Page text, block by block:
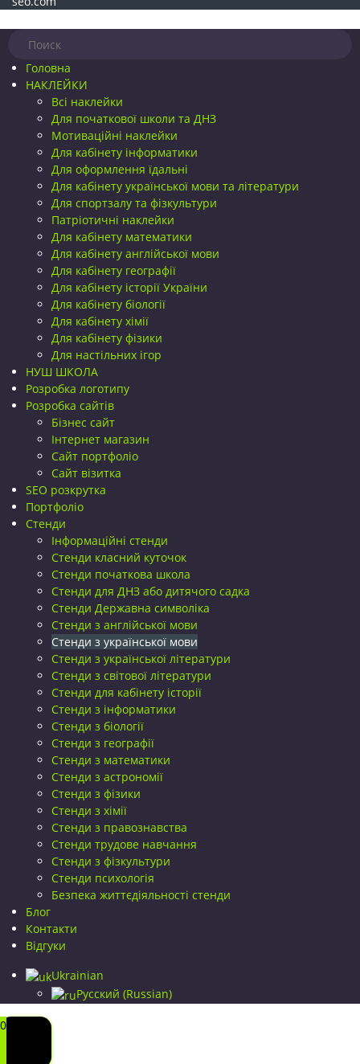
Головна
НАКЛЕЙКИ
Всі наклейки
Для початкової школи та ДНЗ
Мотиваційні наклейки
Для кабінету інформатики
Для оформлення їдальні
Для кабінету української мови та літератури
Для спортзалу та фізкультури
Патріотичні наклейки
Для кабінету математики
Для кабінету англійської мови
Для кабінету географії
Для кабінету історії України
Для кабінету біології
Для кабінету хімії
Для кабінету фізики
Для настільних ігор
НУШ ШКОЛА
Розробка логотипу
Розробка сайтів
Бізнес сайт
Інтернет магазин
Сайт портфоліо
Сайт візитка
SEO розкрутка
Портфоліо
Стенди
Інформаційні стенди
Стенди класний куточок
Стенди початкова школа
Стенди для ДНЗ або дитячого садка
Стенди Державна символіка
Стенди з англійської мови
Стенди з української мови
Стенди з української літератури
Стенди з світової літератури
Стенди для кабінету історії
Стенди з інформатики
Стенди з біології
Стенди з географії
Стенди з математики
Стенди з астрономії
Стенди з фізики
Стенди з хімії
Стенди з правознавства
Стенди трудове навчання
Стенди з фізкультури
Стенди психологія
Безпека життєдіяльності стенди
Блог
Контакти
Відгуки
Ukrainian
Русский (Russian)
0